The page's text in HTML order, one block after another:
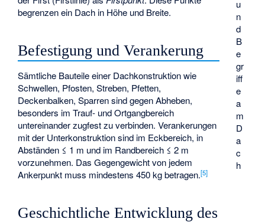
u
n
d
B
e
gr
iff
e
a
m
D
a
c
h
begrenzen ein Dach in Höhe und Breite.
Befestigung und Verankerung
Sämtliche Bauteile einer Dachkonstruktion wie
Schwellen, Pfosten, Streben, Pfetten,
Deckenbalken, Sparren sind gegen Abheben,
besonders im Trauf- und Ortgangbereich
untereinander zugfest zu verbinden. Verankerungen
mit der Unterkonstruktion sind im Eckbereich, in
Abständen ≤ 1 m und im Randbereich ≤ 2 m
vorzunehmen. Das Gegengewicht von jedem
Ankerpunkt muss mindestens 450 kg betragen.[5]
Geschichtliche Entwicklung des